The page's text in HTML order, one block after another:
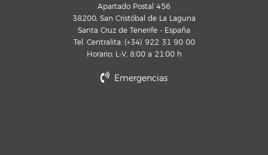
Apartado Postal 456
38200, San Cristóbal de La Laguna
Santa Cruz de Tenerife - España
Tel. Centralita: (+34) 922 31 90 00
Horario: L-V, 8:00 a 21:00 h
Emergencias